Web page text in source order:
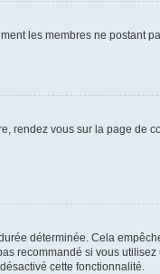
les membres ne postant
rendez vous sur la page de
déterminée. Cela
recommandé si vous
cette fonctionnalité.